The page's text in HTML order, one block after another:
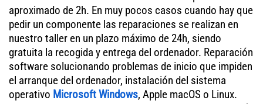
aproximado de 2h. En muy pocos casos cuando hay que
pedir un componente las reparaciones se realizan en
nuestro taller en un plazo máximo de 24h, siendo
gratuita la recogida y entrega del ordenador. Reparación
software solucionando problemas de inicio que impiden
el arranque del ordenador, instalación del sistema
operativo Microsoft Windows, Apple macOS o Linux.